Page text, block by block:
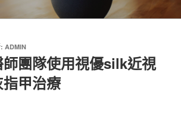
ADMIN
團隊使用視優silk近視
甲治療